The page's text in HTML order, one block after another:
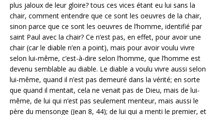
plus jaloux de leur gloire? tous ces vices étant eu lui sans la
chair, comment entendre que ce sont les oeuvres de la chair,
sinon parce que ce sont les oeuvres de l’homme, identifié par
saint Paul avec la chair? Ce n’est pas, en effet, pour avoir une
chair (car le diable n’en a point), mais pour avoir voulu vivre
selon lui-même, c’est-à-dire selon l’homme, que l’homme est
devenu semblable au diable. Le diable a voulu vivre aussi selon
lui-même, quand il n’est pas demeuré dans la vérité; en sorte
que quand il mentait, cela ne venait pas de Dieu, mais de lui-
même, de lui qui n’est pas seulement menteur, mais aussi le
père du mensonge (Jean 8, 44); de lui qui a menti le premier, et